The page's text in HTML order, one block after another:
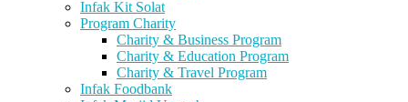
Infak Kit Solat
Program Charity
Charity & Business Program
Charity & Education Program
Charity & Travel Program
Infak Foodbank